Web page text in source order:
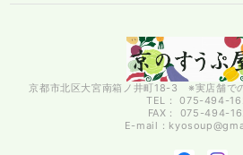
京都市北区大宮南箱ノ井町18-3 ※実店舗で
TEL： 075-494-
FAX： 075-494-
E-mail：